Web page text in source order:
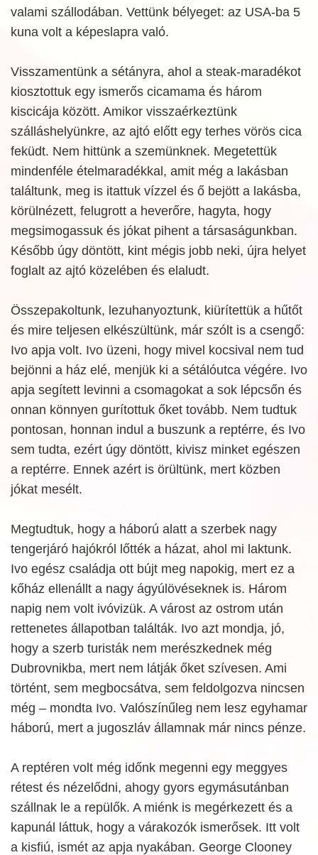
valami szállodában. Vettünk bélyeget: az USA-ba 5
kuna volt a képeslapra való.
Visszamentünk a sétányra, ahol a steak-maradékot
kiosztottuk egy ismerős cicamama és három
kiscicája között. Amikor visszaérkeztünk
szálláshelyünkre, az ajtó előtt egy terhes vörös cica
feküdt. Nem hittünk a szemünknek. Megetettük
mindenféle ételmaradékkal, amit még a lakásban
találtunk, meg is itattuk vízzel és ő bejött a lakásba,
körülnézett, felugrott a heverőre, hagyta, hogy
megsimogassuk és jókat pihent a társaságunkban.
Később úgy döntött, kint mégis jobb neki, újra helyet
foglalt az ajtó közelében és elaludt.
Összepakoltunk, lezuhanyoztunk, kiürítettük a hűtőt
és mire teljesen elkészültünk, már szólt is a csengő:
Ivo apja volt. Ivo üzeni, hogy mivel kocsival nem tud
bejönni a ház elé, menjük ki a sétálóutca végére. Ivo
apja segített levinni a csomagokat a sok lépcsőn és
onnan könnyen gurítottuk őket tovább. Nem tudtuk
pontosan, honnan indul a buszunk a reptérre, és Ivo
sem tudta, ezért úgy döntött, kivisz minket egészen
a reptérre. Ennek azért is örültünk, mert közben
jókat mesélt.
Megtudtuk, hogy a háború alatt a szerbek nagy
tengerjáró hajókról lőtték a házat, ahol mi laktunk.
Ivo egész családja ott bújt meg napokig, mert ez a
kőház ellenállt a nagy ágyúlövéseknek is. Három
napig nem volt ivóvizük. A várost az ostrom után
rettenetes állapotban találták. Ivo azt mondja, jó,
hogy a szerb turisták nem merészkednek még
Dubrovnikba, mert nem látják őket szívesen. Ami
történt, sem megbocsátva, sem feldolgozva nincsen
még – mondta Ivo. Valószínűleg nem lesz egyhamar
háború, mert a jugoszláv államnak már nincs pénze.
A reptéren volt még időnk megenni egy meggyes
rétest és nézelődni, ahogy gyors egymásutánban
szállnak le a repülők. A miénk is megérkezett és a
kapunál láttuk, hogy a várakozók ismerősek. Itt volt
a kisfiú, ismét az apja nyakában. George Clooney